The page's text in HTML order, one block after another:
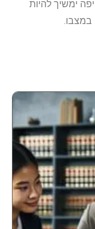
ימשיך להיות
במצבו.